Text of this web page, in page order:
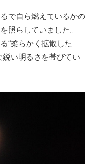
で自ら燃えているかの
照らしていました。
“柔らかく拡散した
鋭い明るさを帯びてい